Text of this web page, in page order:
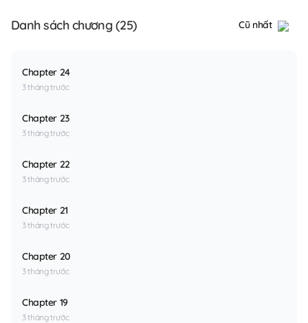
Danh sách chương (25) Cũ nhất
Chapter 24
3 tháng trước
Chapter 23
3 tháng trước
Chapter 22
3 tháng trước
Chapter 21
3 tháng trước
Chapter 20
3 tháng trước
Chapter 19
3 tháng trước